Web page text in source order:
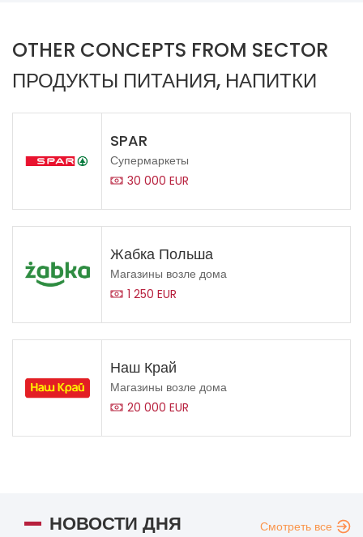
OTHER CONCEPTS FROM SECTOR
ПРОДУКТЫ ПИТАНИЯ, НАПИТКИ
SPAR
Супермаркеты
30 000 EUR
Жабка Польша
Магазины возле дома
1 250 EUR
Наш Край
Магазины возле дома
20 000 EUR
НОВОСТИ ДНЯ Смотреть все